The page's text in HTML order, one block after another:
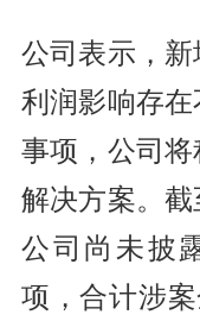
公司表示，
利润影响存
事项，公司
解决方案。
公司尚未披
项，合计涉